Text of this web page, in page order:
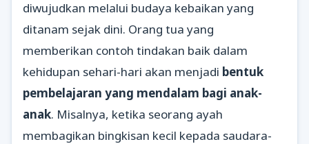
diwujudkan melalui budaya kebaikan yang
ditanam sejak dini. Orang tua yang
memberikan contoh tindakan baik dalam
kehidupan sehari-hari akan menjadi bentuk
pembelajaran yang mendalam bagi anak-
anak. Misalnya, ketika seorang ayah
membagikan bingkisan kecil kepada saudara-